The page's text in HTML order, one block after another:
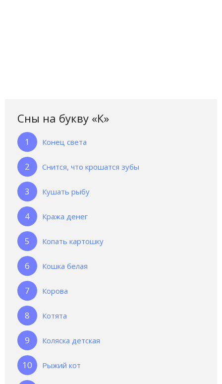
Сны на букву «К‎»‎
Конец света
Снится, что крошатся зубы
Кушать рыбу
Кража денег
Копать картошку
Кошка белая
Корова
Котята
Коляска детская
Рыжий кот